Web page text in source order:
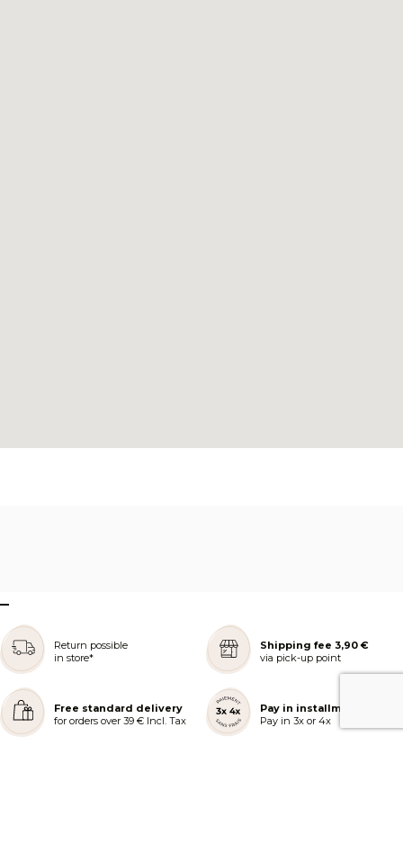
–
Return possible
in store*
Shipping fee 3,90 €
via pick-up point
Free standard delivery
for orders over 39 € Incl. Tax
Pay in installments
Pay in 3x or 4x